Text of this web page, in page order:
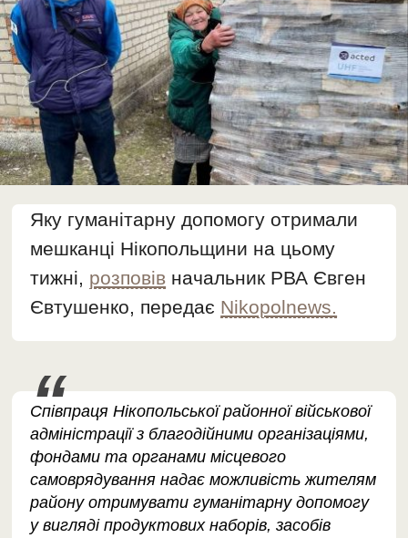
Яку гуманітарну допомогу отримали
мешканці Нікопольщини на цьому
тижні, розповів начальник РВА Євген
Євтушенко, передає Nikopolnews.
Співпраця Нікопольської районної військової
адміністрації з благодійними організаціями,
фондами та органами місцевого
самоврядування надає можливість жителям
району отримувати гуманітарну допомогу
у вигляді продуктових наборів, засобів